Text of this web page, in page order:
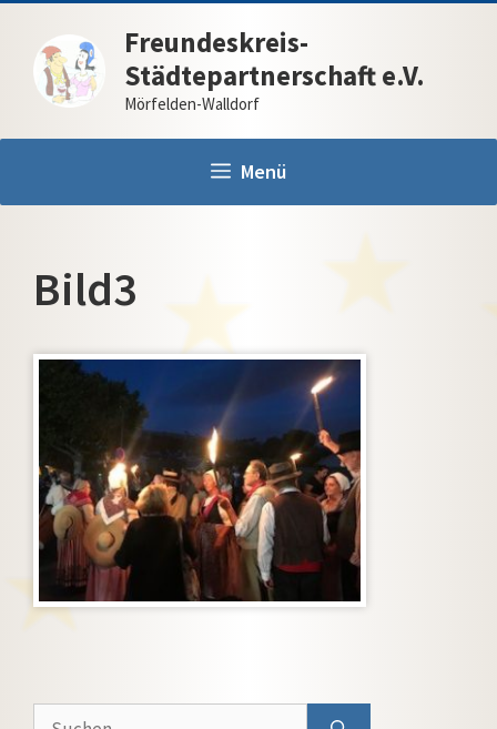
Inhalt
springen
Freundeskreis-
Städtepartnerschaft e.V.
Mörfelden-Walldorf
Menü
Bild3
Suchen